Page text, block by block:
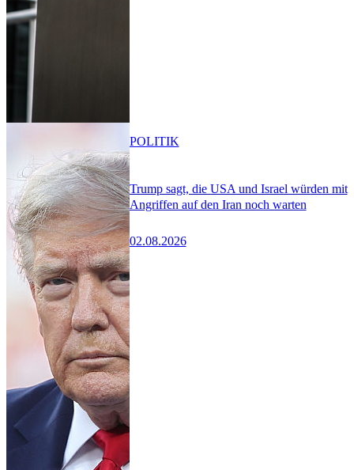
Trump sagt, die USA und Israel würden mit
Angriffen auf den Iran noch warten
02.08.2026
POLITIK